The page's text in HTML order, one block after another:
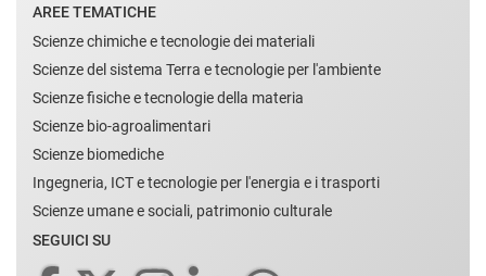
AREE TEMATICHE
Scienze chimiche e tecnologie dei materiali
Scienze del sistema Terra e tecnologie per l'ambiente
Scienze fisiche e tecnologie della materia
Scienze bio-agroalimentari
Scienze biomediche
Ingegneria, ICT e tecnologie per l'energia e i trasporti
Scienze umane e sociali, patrimonio culturale
SEGUICI SU